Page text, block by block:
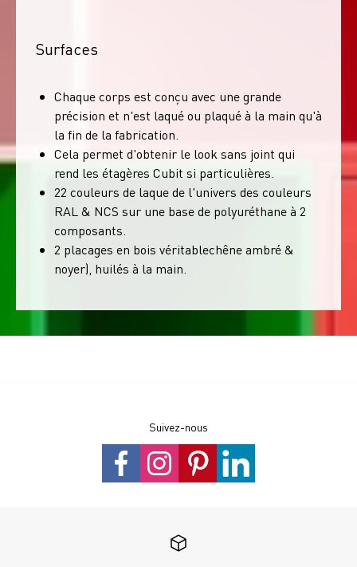
Surfaces
Chaque corps est conçu avec une grande
précision et n'est laqué ou plaqué à la main qu'à
la fin de la fabrication.
Cela permet d'obtenir le look sans joint qui
rend les étagères Cubit si particulières.
22 couleurs de laque de l'univers des couleurs
RAL & NCS sur une base de polyuréthane à 2
composants.
2 placages en bois véritablechêne ambré &
noyer), huilés à la main.
Suivez-nous